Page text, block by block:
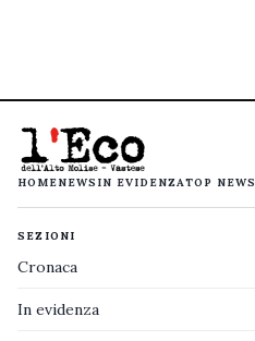
HOMENEWS IN EVIDENZATOP NEWS
SEZIONI
Cronaca
In evidenza